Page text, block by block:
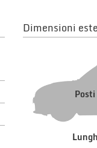
Dimensioni